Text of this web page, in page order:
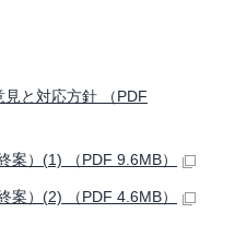
見と対応方針 （PDF
案）(1) （PDF 9.6MB）
案）(2) （PDF 4.6MB）